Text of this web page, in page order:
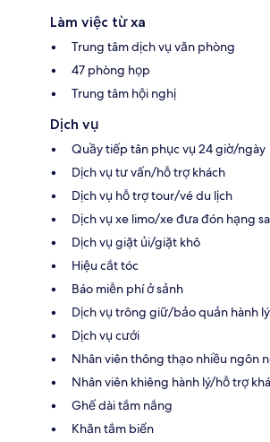
Làm việc từ xa
Trung tâm dịch vụ văn phòng
47 phòng họp
Trung tâm hội nghị
Dịch vụ
Quầy tiếp tân phục vụ 24 giờ/ngày
Dịch vụ tư vấn/hỗ trợ khách
Dịch vụ hỗ trợ tour/vé du lịch
Dịch vụ xe limo/xe đưa đón hạng
Dịch vụ giặt ủi/giặt khô
Hiệu cắt tóc
Báo miễn phí ở sảnh
Dịch vụ trông giữ/bảo quản hành lý
Dịch vụ cưới
Nhân viên thông thạo nhiều ngôn
Nhân viên khiêng hành lý/hỗ trợ
Ghế dài tắm nắng
Khăn tắm biển